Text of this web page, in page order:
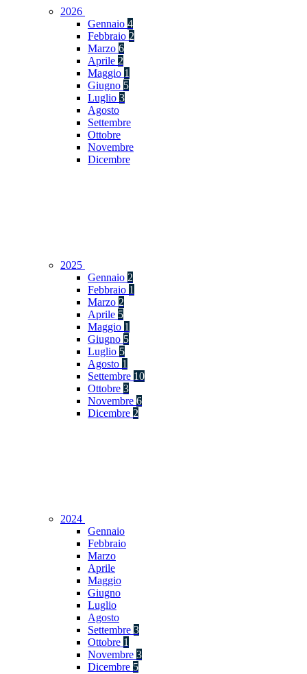
2026
Gennaio 4
Febbraio 2
Marzo 6
Aprile 2
Maggio 1
Giugno 5
Luglio 3
Agosto
Settembre
Ottobre
Novembre
Dicembre
2025
Gennaio 2
Febbraio 1
Marzo 2
Aprile 5
Maggio 1
Giugno 5
Luglio 5
Agosto 1
Settembre 10
Ottobre 3
Novembre 6
Dicembre 2
2024
Gennaio
Febbraio
Marzo
Aprile
Maggio
Giugno
Luglio
Agosto
Settembre 3
Ottobre 1
Novembre 3
Dicembre 5